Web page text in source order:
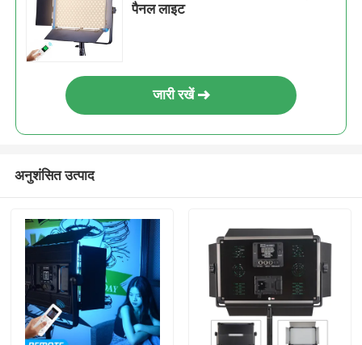
पैनल लाइट
जारी रखें
अनुशंसित उत्पाद